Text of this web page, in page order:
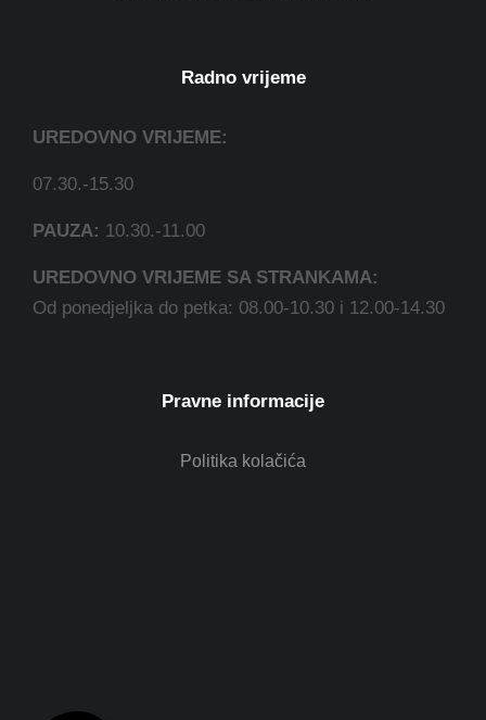
Radno vrijeme
UREDOVNO VRIJEME:
07.30.-15.30
PAUZA: 10.30.-11.00
UREDOVNO VRIJEME SA STRANKAMA:
Od ponedjeljka do petka: 08.00-10.30 i 12.00-14.30
Pravne informacije
Politika kolačića